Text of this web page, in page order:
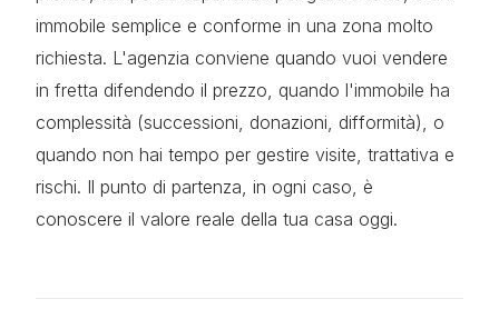
immobile semplice e conforme in una zona molto
richiesta. L'agenzia conviene quando vuoi vendere
in fretta difendendo il prezzo, quando l'immobile ha
complessità (successioni, donazioni, difformità), o
quando non hai tempo per gestire visite, trattativa e
rischi. Il punto di partenza, in ogni caso, è
conoscere il valore reale della tua casa oggi.